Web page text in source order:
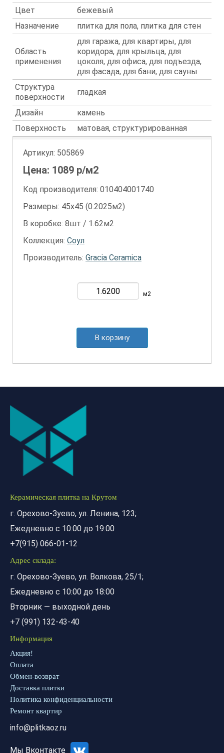
Цвет
бежевый
Назначение
плитка для пола, плитка для стен
Область
применения
для гаража, для квартиры, для
коридора, для крыльца, для
цоколя, для офиса, для подъезда,
для фасада, для бани, для сауны
Структура
поверхности
гладкая
Дизайн
камень
Поверхность
матовая, структурированная
Артикул: 505869
Цена: 1089 р/м2
Код производителя: 010404001740
Размеры: 45х45 (0.2025м2)
В коробке: 8шт / 1.62м2
Коллекция: Соул
Производитель: Gracia Ceramica
м2
В корзину
Керамическая плитка на Крутом
г. Орехово-Зуево, ул. Ленина, 123;
Ежедневно с 10:00 до 19:00
+7(915) 066-01-12
Адрес склада:
г. Орехово-Зуево, ул. Волкова, 25/1;
Ежедневно с 10:00 до 18:00
Вторник — выходной день
+7 (991) 132-43-40
Информация
Акция!
Оплата
Обмен-возврат
Доставка плитки
Политика конфиденциальности
Ремонт квартир
info@plitkaoz.ru
Мы Вконтакте